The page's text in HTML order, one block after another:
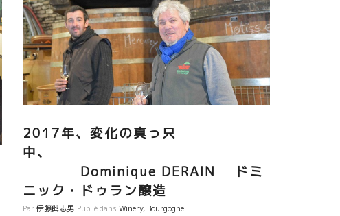
2017年、変化の真っ只
中、
Dominique DERAIN ドミ
ニック・ドゥラン醸造
Par伊藤與志男 Publié dans Winery, Bourgogne